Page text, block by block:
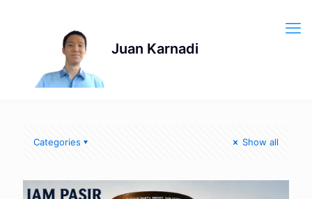
Categories Show all